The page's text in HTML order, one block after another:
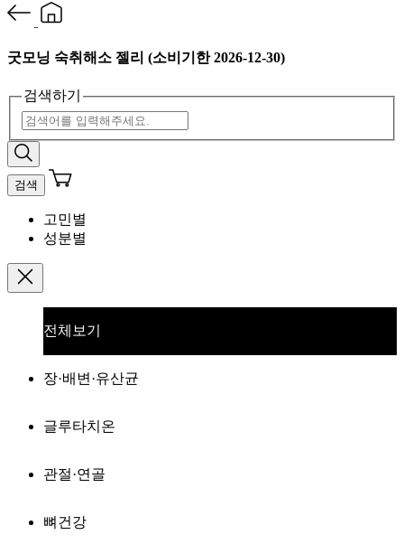
굿모닝 숙취해소 젤리 (소비기한 2026-12-30)
검색하기
검색
고민별
성분별
전체보기
장·배변·유산균
글루타치온
관절·연골
뼈건강